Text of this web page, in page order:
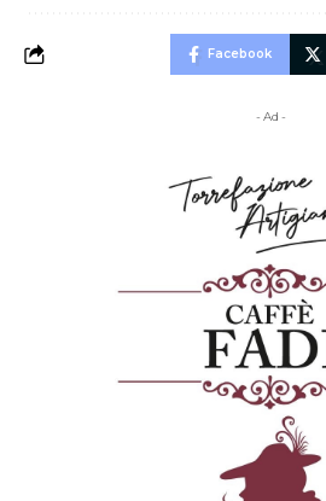
Facebook
- Ad -